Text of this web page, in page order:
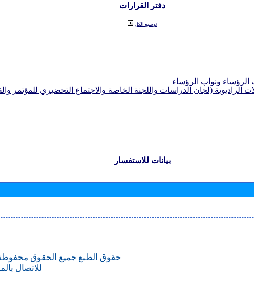
دفتر القرارات
توسيع الكل
ونواب الرؤساء
الراديوية (لجان الدراسات واللجنة الخاصة والاجتماع التحضيري للمؤتمر
بيانات للاستفسار
حقوق الطبع جميع الحقوق
للاتصال